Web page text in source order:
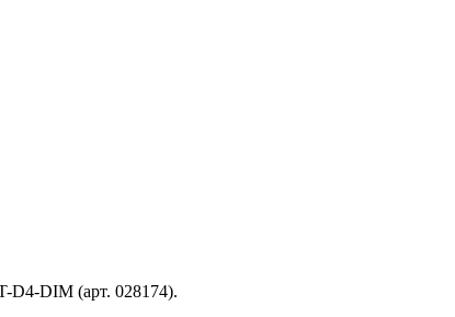
D4-DIM (арт. 028174).